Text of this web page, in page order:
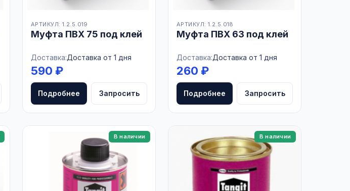
АРТИКУЛ: 1.2.5.019
Муфта ПВХ 75 под клей
Доставка:Доставка от 1 дня
590 ₽
Подробнее Запросить
АРТИКУЛ: 1.2.5.018
Муфта ПВХ 63 под клей
Доставка:Доставка от 1 дня
260 ₽
Подробнее Запросить
В наличии В наличии